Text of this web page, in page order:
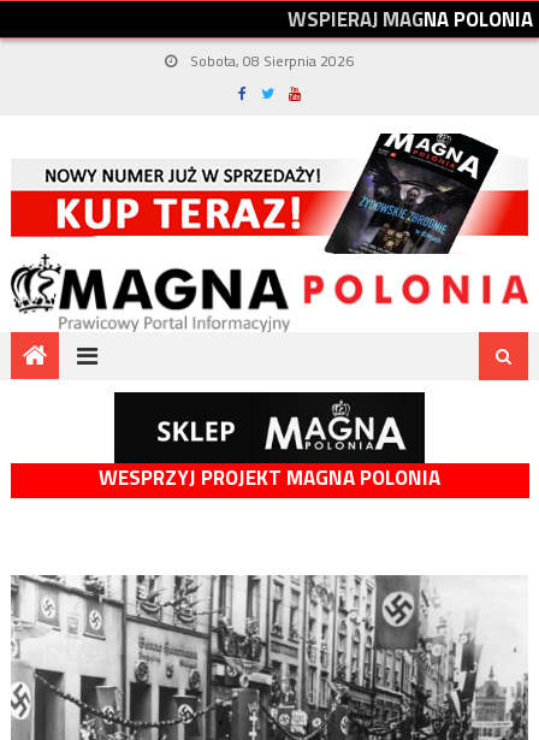
WSPIERAJMAGNAPOLONIA
Sobota, 08 Sierpnia 2026
WESPRZYJ PROJEKT MAGNA POLONIA